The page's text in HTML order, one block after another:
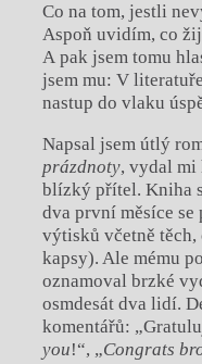
Co na tom, jestli
Aspoň uvidím, co
A pak jsem tomu
jsem mu: V
nastup do vlaku
Napsal jsem útlý
prázdnoty, vydal mi
blízký přítel. Kniha
dva první měsíce se
výtisků včetně
kapsy). Ale mému
oznamoval brzké
osmdesát dva lidí.
komentářů:
you!“, „Congrats